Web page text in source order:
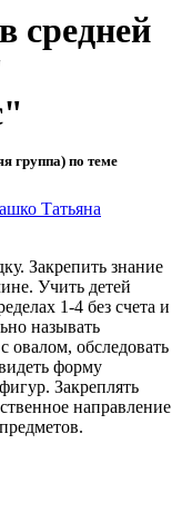
средней
группа) по теме
Татьяна
Закрепить знание
Учить детей
1-4 без счета и
называть
овалом, обследовать
форму
Закреплять
направление